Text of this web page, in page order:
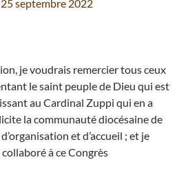
septembre 2022
je voudrais remercier tous ceux
le saint peuple de Dieu qui est
au Cardinal Zuppi qui en a
la communauté diocésaine de
et d’accueil ; et je
à ce Congrès